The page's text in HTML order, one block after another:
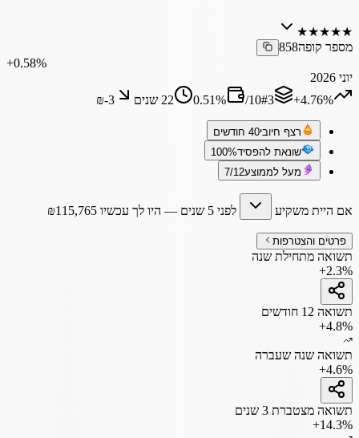
★
★
★
★
★
מספר קופה858
‎+0.58%
יוני 2026
‎+4.76%
#3
/10
0.51% 22 שנים ₪‎-3
רצף חיובי40 חודשים
שונאת להפסיד100%
מעל לממוצע7/12
אם היית משקיע לפני 5 שנים — היו לך עכשיו ₪115,765
פרטים והצטרפות
תשואה מתחילת שנה
+2.3%
תשואה 12 חודשים
+4.8%
תשואה שנה שעברה
+4.6%
תשואה מצטברת 3 שנים
+14.3%